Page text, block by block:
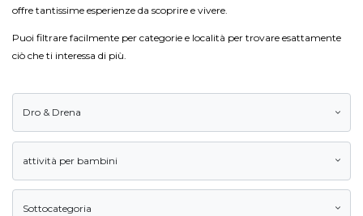
offre tantissime esperienze da scoprire e vivere.
Puoi filtrare facilmente per categorie e località per trovare esattamente
ciò che ti interessa di più.
Dro & Drena
attività per bambini
Sottocategoria